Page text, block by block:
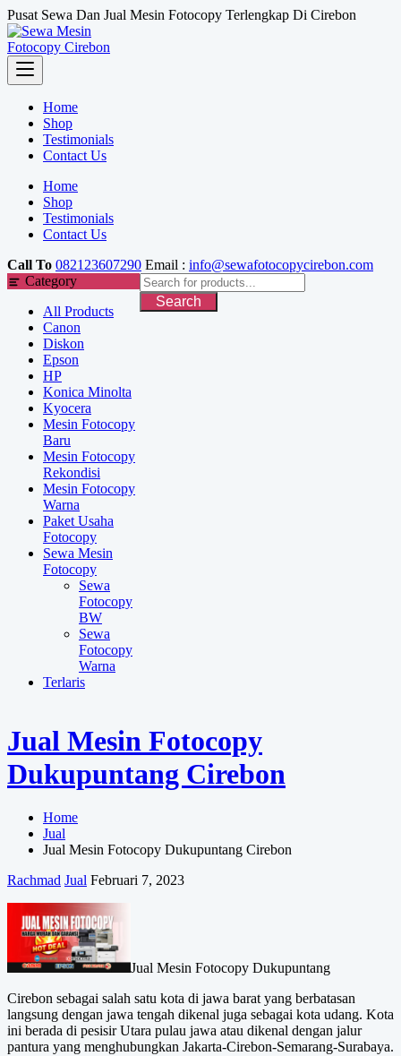
Skip
to
content
Pusat Sewa Dan Jual Mesin Fotocopy Terlengkap Di Cirebon
Home
Shop
Testimonials
Contact Us
Home
Shop
Testimonials
Contact Us
Call To 082123607290 Email : info@sewafotocopycirebon.com
Category
All Products
Canon
Diskon
Epson
HP
Konica Minolta
Kyocera
Mesin Fotocopy
Baru
Mesin Fotocopy
Rekondisi
Mesin Fotocopy
Warna
Paket Usaha
Fotocopy
Sewa Mesin
Fotocopy
Sewa
Fotocopy
BW
Sewa
Fotocopy
Warna
Terlaris
Search
Jual Mesin Fotocopy
Dukupuntang Cirebon
Home
Jual
Jual Mesin Fotocopy Dukupuntang Cirebon
Rachmad Jual Februari 7, 2023
Jual Mesin Fotocopy Dukupuntang
Cirebon sebagai salah satu kota di jawa barat yang berbatasan
langsung dengan jawa tengah dikenal juga sebagai kota udang. Kota
ini berada di pesisir Utara pulau jawa atau dikenal dengan jalur
pantura yang menghubungkan Jakarta-Cirebon-Semarang-Surabaya.